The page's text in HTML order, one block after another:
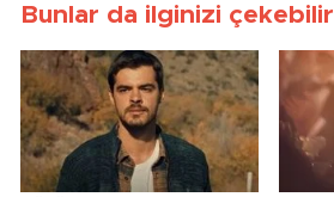
Bunlar da ilginizi çekebilir